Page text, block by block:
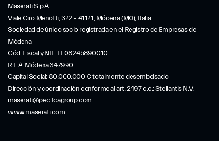
Maserati S.p.A.
Viale Ciro Menotti, 322 – 41121, Módena (MO), Italia
Sociedad de único socio registrada en el Registro de Empresas de
Módena
Cód. Fiscal y NIF: IT 08245890010
R.E.A. Módena 347990
Capital Social: 80.000.000 € totalmente desembolsado
Dirección y coordinación conforme al art. 2497 c.c.: Stellantis N.V.
maserati@pec.fcagroup.com
www.maserati.com